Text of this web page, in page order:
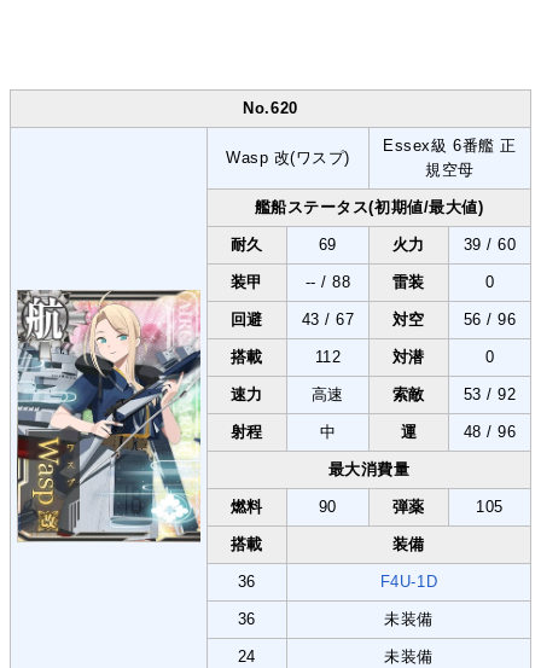
No.620
Wasp 改(ワスプ)
Essex級 6番艦 正
規空母
艦船ステータス(初期値/最大値)
耐久 69 火力 39 / 60
装甲 -- / 88 雷装 0
回避 43 / 67 対空 56 / 96
搭載 112 対潜 0
速力 高速 索敵 53 / 92
射程 中 運 48 / 96
最大消費量
燃料 90 弾薬 105
搭載 装備
36 F4U-1D
36 未装備
24 未装備